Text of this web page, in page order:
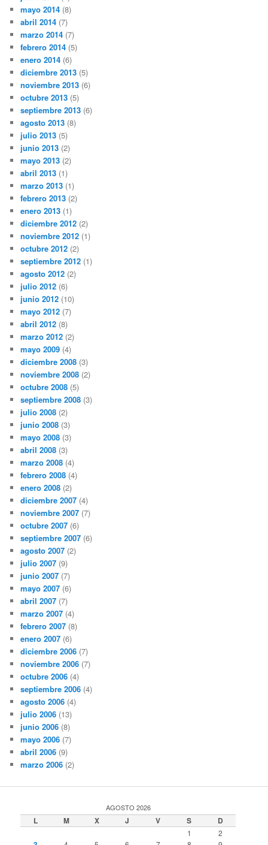
mayo 2014 (8)
abril 2014 (7)
marzo 2014 (7)
febrero 2014 (5)
enero 2014 (6)
diciembre 2013 (5)
noviembre 2013 (6)
octubre 2013 (5)
septiembre 2013 (6)
agosto 2013 (8)
julio 2013 (5)
junio 2013 (2)
mayo 2013 (2)
abril 2013 (1)
marzo 2013 (1)
febrero 2013 (2)
enero 2013 (1)
diciembre 2012 (2)
noviembre 2012 (1)
octubre 2012 (2)
septiembre 2012 (1)
agosto 2012 (2)
julio 2012 (6)
junio 2012 (10)
mayo 2012 (7)
abril 2012 (8)
marzo 2012 (2)
mayo 2009 (4)
diciembre 2008 (3)
noviembre 2008 (2)
octubre 2008 (5)
septiembre 2008 (3)
julio 2008 (2)
junio 2008 (3)
mayo 2008 (3)
abril 2008 (3)
marzo 2008 (4)
febrero 2008 (4)
enero 2008 (2)
diciembre 2007 (4)
noviembre 2007 (7)
octubre 2007 (6)
septiembre 2007 (6)
agosto 2007 (2)
julio 2007 (9)
junio 2007 (7)
mayo 2007 (6)
abril 2007 (7)
marzo 2007 (4)
febrero 2007 (8)
enero 2007 (6)
diciembre 2006 (7)
noviembre 2006 (7)
octubre 2006 (4)
septiembre 2006 (4)
agosto 2006 (4)
julio 2006 (13)
junio 2006 (8)
mayo 2006 (7)
abril 2006 (9)
marzo 2006 (2)
AGOSTO 2026
L M X J V S D
1 2